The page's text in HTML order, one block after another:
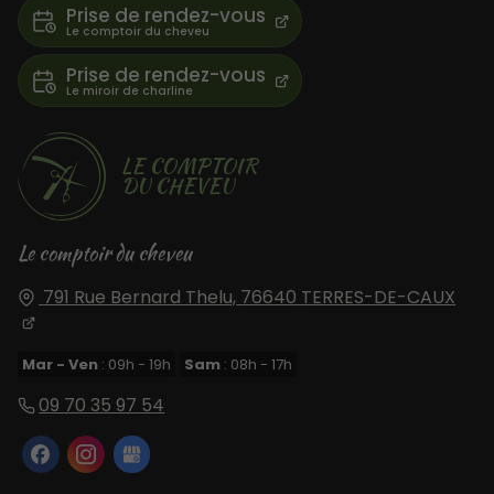
LE COMPTOIR
DU CHEVEU
Le comptoir du cheveu
791 Rue Bernard Thelu, 76640 TERRES-DE-CAUX
Mar - Ven : 09h - 19h Sam : 08h - 17h
09 70 35 97 54
Prise de rendez-vous
Prise de rendez-vous